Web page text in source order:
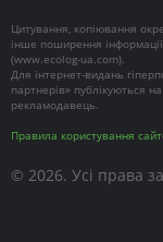
Цитування, копіювання
інше поширення
(www.ecolog-ua.com).
Для інтернет-видань
партнерів» публікуються
рекламодавець.
Правила користування
© 2026. Усі права